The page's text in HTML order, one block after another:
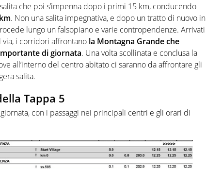
che poi s’impenna dopo i primi 15 km, conducendo
. Non una salita impegnativa, e dopo un tratto di nuovo in
lungo un falsopiano e varie contropendenze. Arrivati
via, i corridori affrontano la Montagna Grande che
di giornata. Una volta scollinata e conclusa la
all’interno del centro abitato ci saranno da affrontare gli
salita.
Tappa 5
con i passaggi nei principali centri e gli orari di